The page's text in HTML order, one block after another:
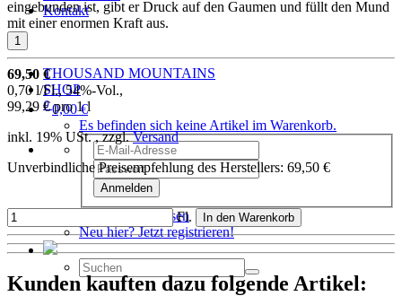
Kontakt
THOUSAND MOUNTAINS
SHOP
0 0,00 €
Es befinden sich keine Artikel im Warenkorb.
Anmelden
Passwort vergessen
Neu hier? Jetzt registrieren!
eingebunden ist, gibt er Druck auf den Gaumen und füllt den Mund
mit einer enormen Kraft aus.
69,50 €
0,70 l/Fl., 54%-Vol.,
99,29 € pro 1 l
inkl. 19% USt. , zzgl.Versand
Unverbindliche Preisempfehlung des Herstellers: 69,50 €
Fl. In den Warenkorb
Kunden kauften dazu folgende Artikel: